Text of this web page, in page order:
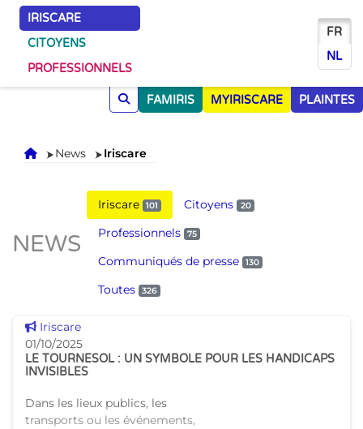
IRISCARE
CITOYENS
PROFESSIONNELS
FR
NL
FAMIRIS MYIRISCARE PLAINTES
Accueil
News Iriscare
NEWS
Iriscare 101 Citoyens 20
Professionnels 75
Communiqués de presse 130
Toutes 326
Voir cette news
Iriscare
01/10/2025
LE TOURNESOL : UN SYMBOLE POUR LES HANDICAPS
INVISIBLES
Dans les lieux publics, les
transports ou les événements,